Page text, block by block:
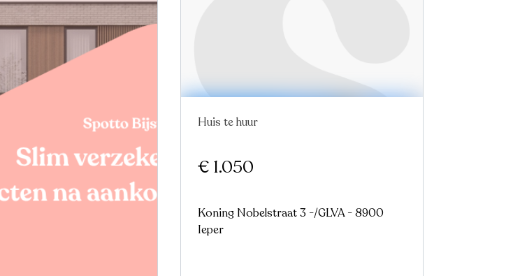
Huis te huur
€ 1.050
Koning Nobelstraat 3 -/GLVA - 8900
Ieper